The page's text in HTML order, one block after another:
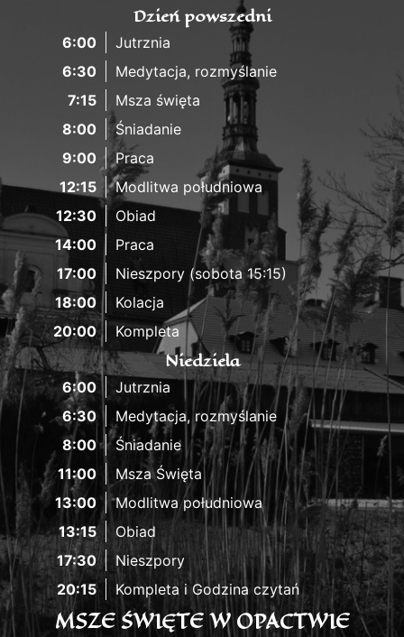
Dzień powszedni
6:00
Jutrznia
6:30
Medytacja, rozmyślanie
7:15
Msza święta
8:00
Śniadanie
9:00
Praca
12:15
Modlitwa południowa
12:30
Obiad
14:00
Praca
17:00
Nieszpory (sobota 15:15)
18:00
Kolacja
20:00
Kompleta
Niedziela
6:00
Jutrznia
6:30
Medytacja, rozmyślanie
8:00
Śniadanie
11:00
Msza Święta
13:00
Modlitwa południowa
13:15
Obiad
17:30
Nieszpory
20:15
Kompleta i Godzina czytań
MSZE ŚWIĘTE W OPACTWIE